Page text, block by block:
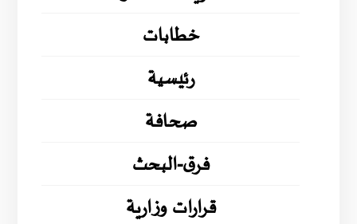
خطابات
رئيسية
صحافة
فرق-البحث
قرارات وزارية